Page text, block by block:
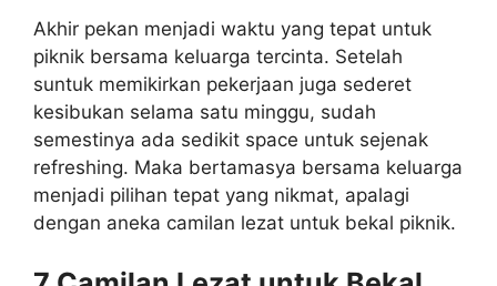
Akhir pekan menjadi waktu yang tepat untuk
piknik bersama keluarga tercinta. Setelah
suntuk memikirkan pekerjaan juga sederet
kesibukan selama satu minggu, sudah
semestinya ada sedikit space untuk sejenak
refreshing. Maka bertamasya bersama keluarga
menjadi pilihan tepat yang nikmat, apalagi
dengan aneka camilan lezat untuk bekal piknik.